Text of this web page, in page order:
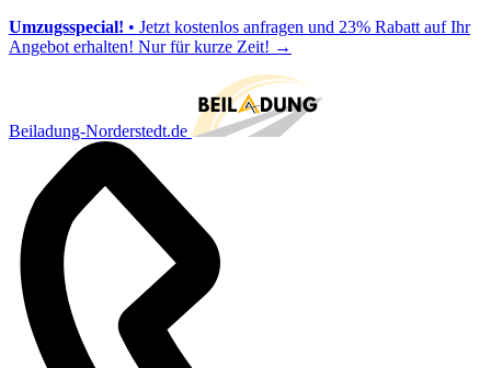
Umzugsspecial! • Jetzt kostenlos anfragen und 23% Rabatt auf Ihr
Angebot erhalten! Nur für kurze Zeit! →
Beiladung-Norderstedt.de